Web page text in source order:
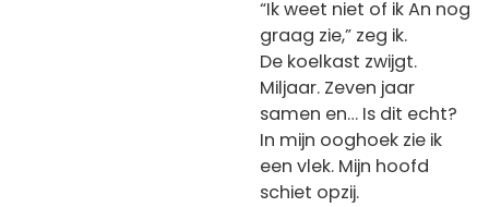
“Ik weet niet of ik An nog
graag zie,” zeg ik.
De koelkast zwijgt.
Miljaar. Zeven jaar
samen en… Is dit echt?
In mijn ooghoek zie ik
een vlek. Mijn hoofd
schiet opzij.